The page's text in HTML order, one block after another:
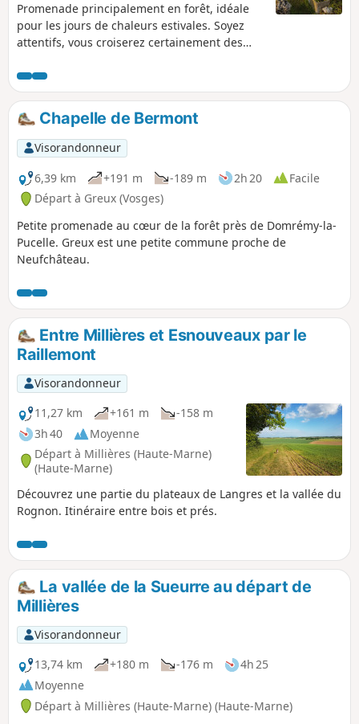
l'itinéraire proposé dans le deuxième «
Saprée Vadrouille » à découvrir ici.
Promenade principalement en forêt, idéale
pour les jours de chaleurs estivales. Soyez
attentifs, vous croiserez certainement des
Chapelle de Bermont
Visorandonneur
6,39 km
+191 m -189 m 2h 20
Facile
Départ à Greux (Vosges)
Petite promenade au cœur de la forêt près de Domrémy-la-
Pucelle. Greux est une petite commune proche de
Neufchâteau.
Entre Millières et Esnouveaux par le
Raillemont
Visorandonneur
11,27 km
+161 m
-158 m
3h 40
Moyenne
Départ à Millières (Haute-Marne)
(Haute-Marne)
Découvrez une partie du plateaux de Langres et la vallée du
Rognon. Itinéraire entre bois et prés.
La vallée de la Sueurre au départ de
Millières
Visorandonneur
13,74 km
+180 m -176 m
4h 25
Moyenne
Départ à Millières (Haute-Marne) (Haute-Marne)